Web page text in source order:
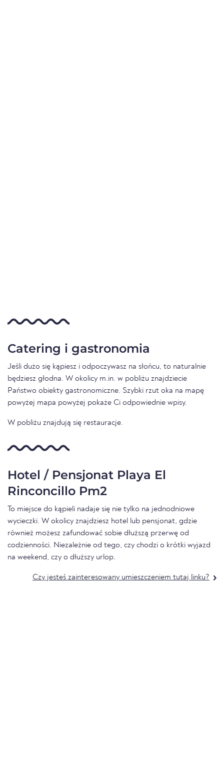
Catering i gastronomia
Jeśli dużo się kąpiesz i odpoczywasz na słońcu, to naturalnie
będziesz głodna. W okolicy m.in. w pobliżu znajdziecie
Państwo obiekty gastronomiczne. Szybki rzut oka na mapę
powyżej mapa powyżej pokaże Ci odpowiednie wpisy.
W pobliżu znajdują się restauracje.
Hotel / Pensjonat Playa El
Rinconcillo Pm2
To miejsce do kąpieli nadaje się nie tylko na jednodniowe
wycieczki. W okolicy znajdziesz hotel lub pensjonat, gdzie
również możesz zafundować sobie dłuższą przerwę od
codzienności. Niezależnie od tego, czy chodzi o krótki wyjazd
na weekend, czy o dłuższy urlop.
Czy jesteś zainteresowany umieszczeniem tutaj linku?